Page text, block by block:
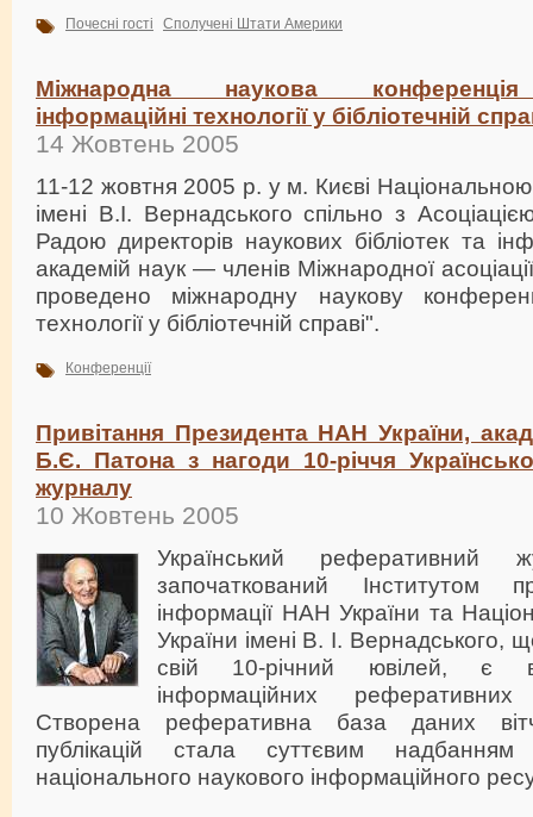
Почесні гості Сполучені Штати Америки
Міжнародна наукова конференція
інформаційні технології у бібліотечній
14 Жовтень 2005
11-12 жовтня 2005 р. у м. Києві Національною
імені В.І. Вернадського спільно з
Радою директорів наукових бібліотек та
академій наук — членів Міжнародної
проведено міжнародну наукову
технології у бібліотечній справі".
Конференції
Привітання Президента НАН України,
Б.Є. Патона з нагоди 10-річчя
журналу
10 Жовтень 2005
Український реферативний
започаткований Інститутом
інформації НАН України та
України імені В. І. Вернадського,
свій 10-річний ювілей, є
інформаційних
Створена реферативна база даних
публікацій стала суттєвим
національного наукового інформаційного